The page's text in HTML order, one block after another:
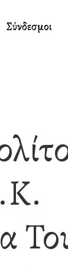
Σύνδεσμοι